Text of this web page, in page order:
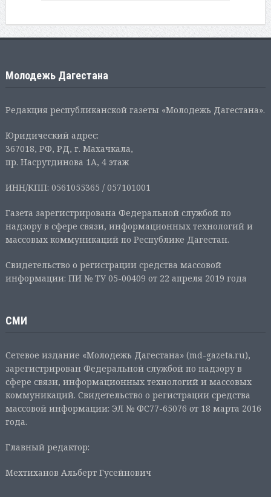
Молодежь Дагестана
Редакция республиканской газеты «Молодежь Дагестана».
Юридический адрес:
367018, РФ, РД, г. Махачкала,
пр. Насрутдинова 1А, 4 этаж
ИНН/КПП: 0561055365 / 057101001
Газета зарегистрирована Федеральной службой по
надзору в сфере связи, информационных технологий и
массовых коммуникаций по Республике Дагестан.
Свидетельство о регистрации средства массовой
информации: ПИ № ТУ 05-00409 от 22 апреля 2019 года
СМИ
Сетевое издание «Молодежь Дагестана» (md-gazeta.ru),
зарегистрирован Федеральной службой по надзору в
сфере связи, информационных технологий и массовых
коммуникаций. Свидетельство о регистрации средства
массовой информации: ЭЛ № ФС77-65076 от 18 марта 2016
года.
Главный редактор:
Мехтиханов Альберт Гусейнович